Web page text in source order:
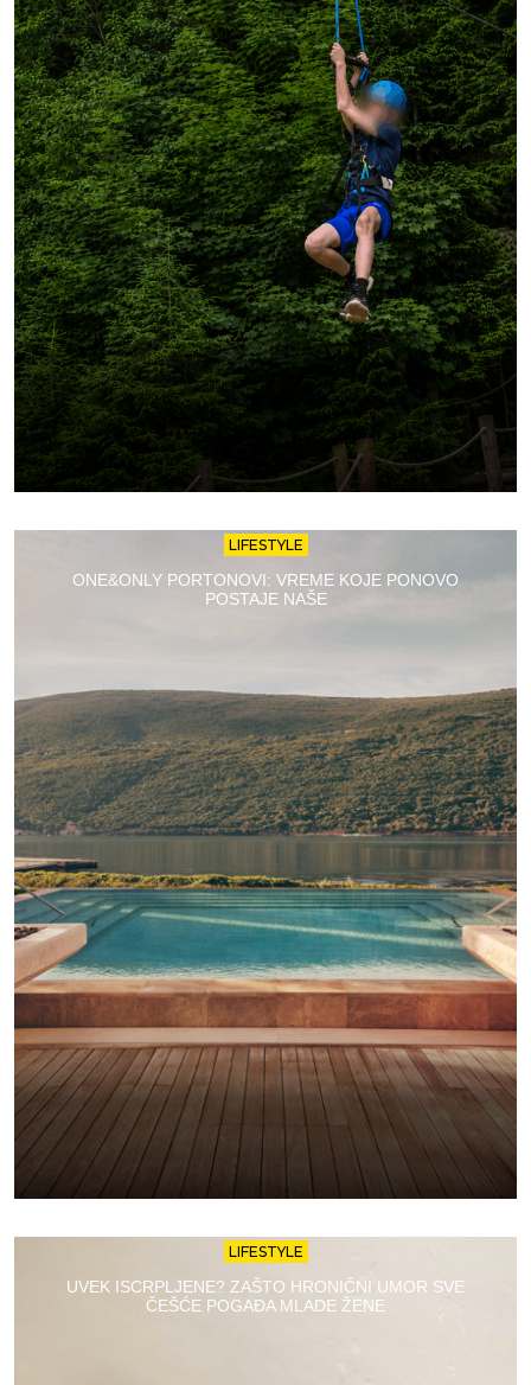
LIFESTYLE
ONE&ONLY PORTONOVI: VREME KOJE PONOVO
POSTAJE NAŠE
LIFESTYLE
UVEK ISCRPLJENE? ZAŠTO HRONIČNI UMOR SVE
ČEŠĆE POGAĐA MLADE ŽENE